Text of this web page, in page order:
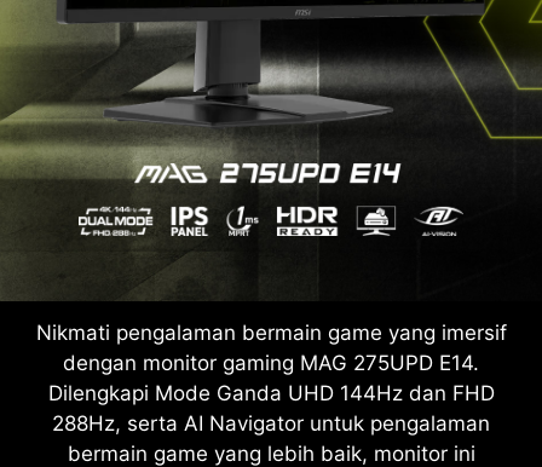
Nikmati pengalaman bermain game yang imersif
dengan monitor gaming MAG 275UPD E14.
Dilengkapi Mode Ganda UHD 144Hz dan FHD
288Hz, serta AI Navigator untuk pengalaman
bermain game yang lebih baik, monitor ini